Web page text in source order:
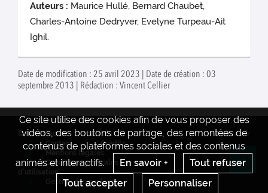
Auteurs : Maurice Hullé, Bernard Chaubet,
Charles-Antoine Dedryver, Evelyne Turpeau-Ait
Ighil.
Date de modification : 25 avril 2023 | Date de création : 03
septembre 2013 | Rédaction : Vincent Cellier
Ce site utilise des cookies afin de vous proposer des
vidéos, des boutons de partage, des remontées de
contenus de plateformes sociales et des contenus
animés et interactifs.
En savoir +
Tout refuser
Tout accepter
Personnaliser
© INRAE 2022
Actualités
Contact
Crédits
Mentions legales
Conditions générales
d'utilisation
Gestion des cookies
www.inrae.fr